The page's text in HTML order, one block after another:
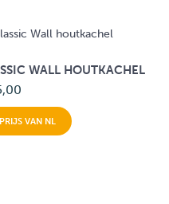
WALL HOUTKACHEL
VAN NL